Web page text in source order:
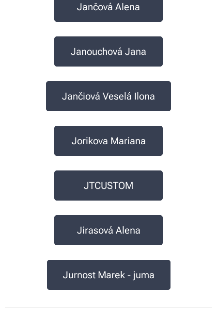
Jančová Alena
Janouchová Jana
Jančiová Veselá Ilona
Jorikova Mariana
JTCUSTOM
Jirasová Alena
Jurnost Marek - juma